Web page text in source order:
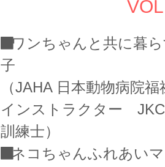
ワンちゃんと共に暮
子
（JAHA 日本動物病院
インストラクター
訓練士）
ネコちゃんふれあい